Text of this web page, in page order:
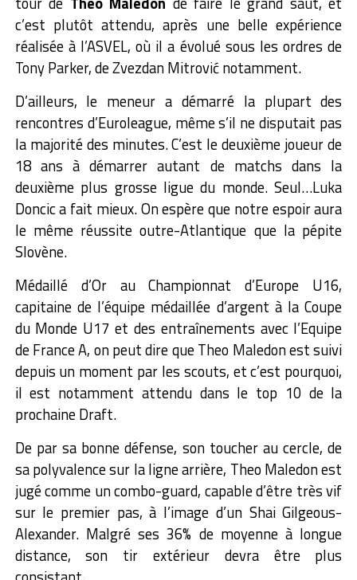
c’est plutôt attendu, après une belle expérience
réalisée à l’ASVEL, où il a évolué sous les ordres de
Tony Parker, de Zvezdan Mitrović notamment.
D’ailleurs, le meneur a démarré la plupart des
rencontres d’Euroleague, même s’il ne disputait pas
la majorité des minutes. C’est le deuxième joueur de
18 ans à démarrer autant de matchs dans la
deuxième plus grosse ligue du monde. Seul…Luka
Doncic a fait mieux. On espère que notre espoir aura
le même réussite outre-Atlantique que la pépite
Slovène.
Médaillé d’Or au Championnat d’Europe U16,
capitaine de l’équipe médaillée d’argent à la Coupe
du Monde U17 et des entraînements avec l’Equipe
de France A, on peut dire que Theo Maledon est suivi
depuis un moment par les scouts, et c’est pourquoi,
il est notamment attendu dans le top 10 de la
prochaine Draft.
De par sa bonne défense, son toucher au cercle, de
sa polyvalence sur la ligne arrière, Theo Maledon est
jugé comme un combo-guard, capable d’être très vif
sur le premier pas, à l’image d’un Shai Gilgeous-
Alexander. Malgré ses 36% de moyenne à longue
distance, son tir extérieur devra être plus